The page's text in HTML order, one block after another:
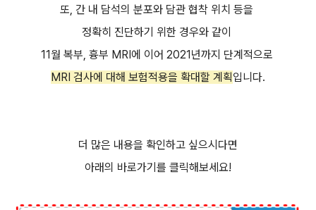
또, 간 내 담석의 분포와 담관 협착 위치 등을
정확히 진단하기 위한 경우와 같이
11월 복부, 흉부 MRI에 이어 2021년까지 단계적으로
MRI 검사에 대해 보험적용을 확대할 계획입니다.
더 많은 내용을 확인하고 싶으시다면
아래의 바로가기를 클릭해보세요!